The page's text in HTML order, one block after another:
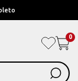
com juros
0